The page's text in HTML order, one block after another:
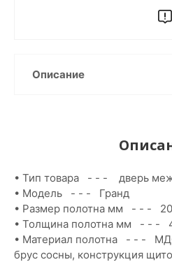
Описание
• Тип товара - - - дверь
• Модель - - - Гранд
• Размер полотна мм - - -
• Толщина полотна мм - - -
• Материал полотна - - -
брус сосны, конструкция